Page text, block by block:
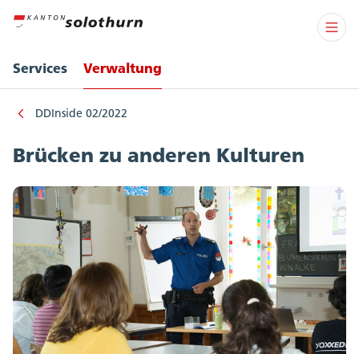
Services Verwaltung
DDInside 02/2022
Brücken zu anderen Kulturen